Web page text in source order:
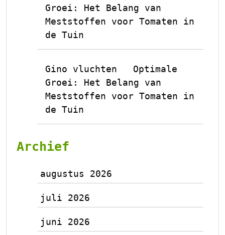
Groei: Het Belang van
Meststoffen voor Tomaten in
de Tuin
Gino vluchten
Optimale
Groei: Het Belang van
Meststoffen voor Tomaten in
de Tuin
Archief
augustus 2026
juli 2026
juni 2026